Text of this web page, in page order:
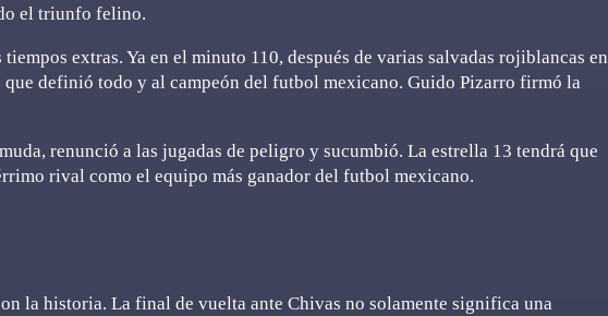
el triunfo felino.
extras. Ya en el minuto 110, después de varias salvadas rojiblancas en
definió todo y al campeón del futbol mexicano. Guido Pizarro firmó la
renunció a las jugadas de peligro y sucumbió. La estrella 13 tendrá que
rival como el equipo más ganador del futbol mexicano.
la historia. La final de vuelta ante Chivas no solamente significa una